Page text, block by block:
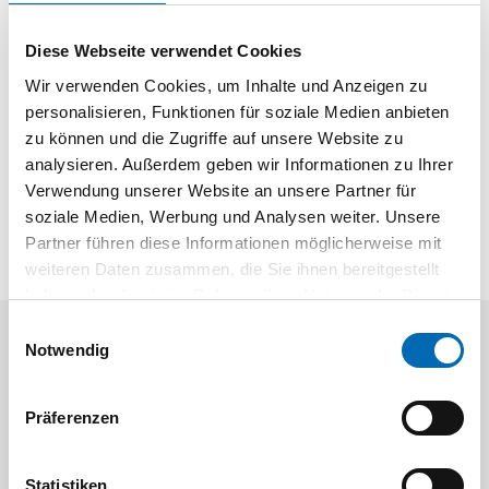
Diese Webseite verwendet Cookies
Wir verwenden Cookies, um Inhalte und Anzeigen zu
personalisieren, Funktionen für soziale Medien anbieten
zu können und die Zugriffe auf unsere Website zu
analysieren. Außerdem geben wir Informationen zu Ihrer
Verwendung unserer Website an unsere Partner für
soziale Medien, Werbung und Analysen weiter. Unsere
Partner führen diese Informationen möglicherweise mit
weiteren Daten zusammen, die Sie ihnen bereitgestellt
haben oder die sie im Rahmen Ihrer Nutzung der Dienste
Notwendig
Präferenzen
Statistiken
Softgrip-Handgriff SG 3000
Zwillingsaufnahme für alle Klingen mit 2,6 mm- und 3,2
mm-Schaft
Inhalt:
Je 1 Stück Plus-Klinge B 10 S
Je 1 Stück E 100 S für langen Standweg
Aktuelle Angebote